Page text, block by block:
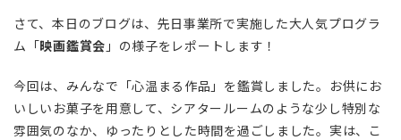
さて、本日のブログは、先日事業所で実施した大人気プログラ
ム「映画鑑賞会 」の様子をレポートします！
今回は、みんなで「心温まる作品」を鑑賞しました。お供にお
いしいお菓子を用意して、シアタールームのような少し特別な
雰囲気のなか、ゆったりとした時間を過ごしました。実は、こ